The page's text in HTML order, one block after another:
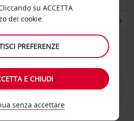
diversa
AL GIORNO
su ACCETTA
dei cookie.
PREFERENZE
E CHIUDI
senza accettare